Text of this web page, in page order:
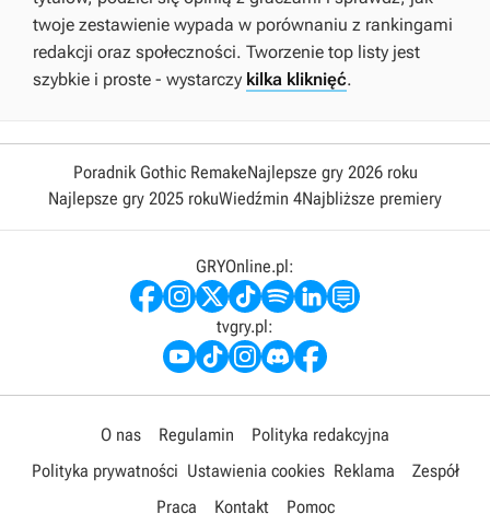
twoje zestawienie wypada w porównaniu z rankingami
redakcji oraz społeczności. Tworzenie top listy jest
szybkie i proste - wystarczy kilka kliknięć.
Poradnik Gothic RemakeNajlepsze gry 2026 roku
Najlepsze gry 2025 rokuWiedźmin 4Najbliższe premiery
GRYOnline.pl:
tvgry.pl:
O nas Regulamin
Polityka redakcyjna
Polityka prywatności Ustawienia cookies Reklama
Zespół
Praca
Kontakt Pomoc